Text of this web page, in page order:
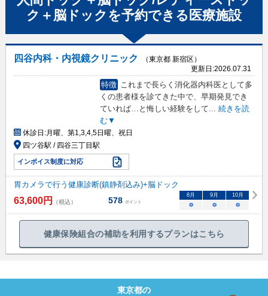
ク＋脳ドック を予約できる 医療施設
四谷内科・内視鏡クリニック
（東京都 新宿区）
更新日:2026.07.31
特徴 これまで長らく消化器内科医として多
くの患者様を診てきた中で、早期発見でき
ていれば…と悔しい経験をして... 続きを読
む▼
休診日:月曜、第1,3,4,5日曜、祝日
四ツ谷駅 / 四谷三丁目駅
インボイス制度に対応
胃カメラで行う健康診断(鎮静剤込み)+脳ドック
63,600円 （税込） 578 ポイント
8月 9月 10月
○ ○ ○
健康保険組合の補助を利用するプランはこちら
東京都の